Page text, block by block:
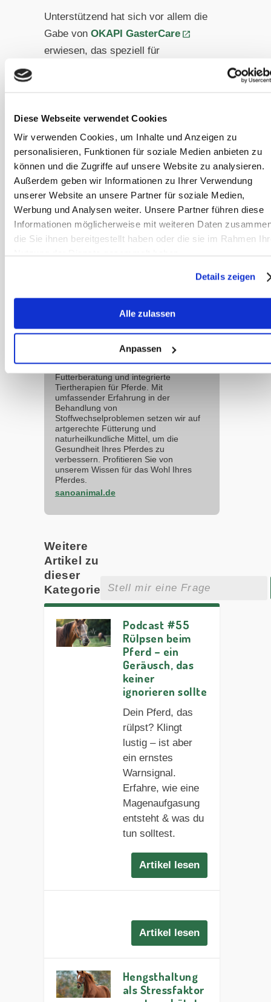
Diese Webseite verwendet Cookies
Wir verwenden Cookies, um Inhalte und Anzeigen zu
personalisieren, Funktionen für soziale Medien anbieten zu
können und die Zugriffe auf unsere Website zu analysieren.
Außerdem geben wir Informationen zu Ihrer Verwendung
unserer Website an unsere Partner für soziale Medien,
Werbung und Analysen weiter. Unsere Partner führen diese
Informationen möglicherweise mit weiteren Daten
die Sie ihnen bereitgestellt haben oder die sie im Rahmen
Details zeigen
Alle zulassen
Anpassen
Unterstützend hat sich vor allem die
Gabe von OKAPI GasterCare
erwiesen, das speziell für
Stallwechsel etc. gegeben werden, um
das physiologische Gleichgewicht der
Magenwände zu unterstützen.
Mehr zum Thema:Magengeschwüre
bei Pferden
oder im Video:Hat mein Pferd
Wir sind ein
spezialisiert auf
Futterberatung und integrierte
Tiertherapien für Pferde. Mit
umfassender Erfahrung in der
Behandlung von
Stoffwechselproblemen setzen wir auf
artgerechte Fütterung und
naturheilkundliche Mittel, um die
Gesundheit Ihres Pferdes zu
verbessern. Profitieren Sie von
unserem Wissen für das Wohl Ihres
Pferdes.
sanoanimal.de
Weitere
Artikel zu
dieser
Kategorie
Podcast #55
Rülpsen beim
Pferd – ein
Geräusch, das
keiner
ignorieren sollte
Dein Pferd, das
rülpst? Klingt
lustig – ist aber
ein ernstes
Warnsignal.
Erfahre, wie eine
Magenaufgasung
entsteht & was du
tun solltest.
Artikel lesen
Artikel lesen
Hengsthaltung
als Stressfaktor